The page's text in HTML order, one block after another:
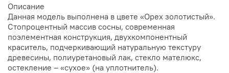
Описание
Данная модель выполнена в цвете «Орех золотистый».
Стопроцентный массив сосны, современная
поэлементная конструкция, двухкомпонентный
краситель, подчеркивающий натуральную текстуру
древесины, полиуретановый лак, стекло мателюкс,
остекление – «сухое» (на уплотнитель).